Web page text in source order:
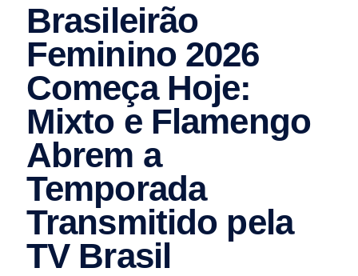
Brasileirão
Feminino 2026
Começa Hoje:
Mixto e Flamengo
Abrem a
Temporada
Transmitido pela
TV Brasil